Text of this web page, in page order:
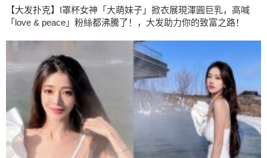
【大发扑克】I罩杯女神「大萌妹子」掀衣展現渾圓巨乳，高喊
「love & peace」粉絲都沸騰了！，大发助力你的致富之路！